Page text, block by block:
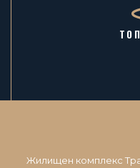
Жилищен комплекс